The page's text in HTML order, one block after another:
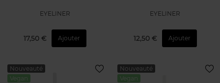
EYELINER
17,50 € Ajouter
EYELINER
12,50 € Ajouter
Nouveauté
Vegan
Nouveauté
Vegan